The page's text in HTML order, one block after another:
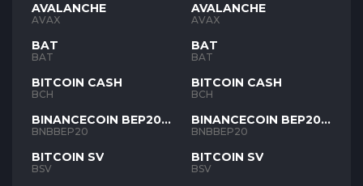
AVALANCHE
AVAX
BAT
BAT
BITCOIN CASH
BCH
BINANCECOIN BEP20
BNB
BNBBEP20
BITCOIN SV
BSV
AVALANCHE
AVAX
BAT
BAT
BITCOIN CASH
BCH
BINANCECOIN BEP20
BNB
BNBBEP20
BITCOIN SV
BSV